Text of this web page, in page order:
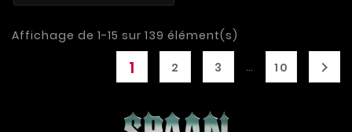
Affichage de 1-15 sur 139 élément(s)
1 2 3 … 10 